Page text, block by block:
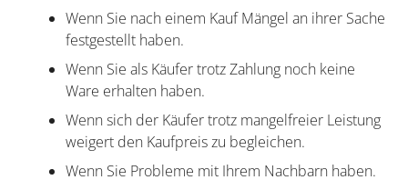
Wenn Sie nach einem Kauf Mängel an ihrer Sache
festgestellt haben.
Wenn Sie als Käufer trotz Zahlung noch keine
Ware erhalten haben.
Wenn sich der Käufer trotz mangelfreier Leistung
weigert den Kaufpreis zu begleichen.
Wenn Sie Probleme mit Ihrem Nachbarn haben.